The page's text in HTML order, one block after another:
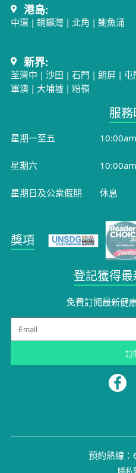
港島:
中環| 銅鑼灣 | 北角 | 鰂魚涌
新界:
荃灣中 | 沙田 | 石門 | 朗屏| 屯
軍澳| 大埔墟| 粉嶺
服
星期一至五
星期六
星期日及公衆假期 休息
登記獲得
免費訂閱最新健
Email
訂
獎項
預約熱線
隱私